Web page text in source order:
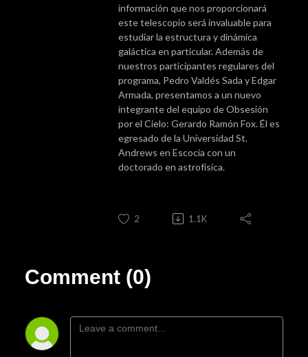
información que nos proporcionará
este telescopio será invaluable para
estudiar la estructura y dinámica
galáctica en particular. Además de
nuestros participantes regulares del
programa, Pedro Valdés Sada y Edgar
Armada, presentamos a un nuevo
integrante del equipo de Obsesión
por el Cielo: Gerardo Ramón Fox. Él es
egresado de la Universidad St.
Andrews en Escocia con un
doctorado en astrofísica.
2 1.1K
Comment (0)